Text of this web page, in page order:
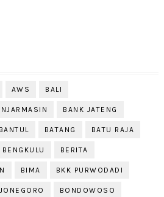
AWS BALI
BANK JATENG
BANTUL BATANG BATU RAJA
BENGKULU BERITA
BIMA BKK PURWODADI
BONDOWOSO